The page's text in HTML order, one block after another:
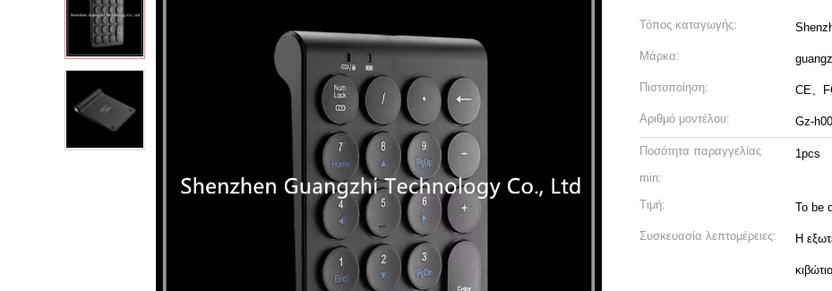
Τόπος καταγωγής:
Μάρκα:
Πιστοποίηση: CE、
Αριθμό μοντέλου: Gz-
Ποσότητα παραγγελίας
min:
1pcs
Τιμή: To be
Συσκευασία λεπτομέρειες: Η